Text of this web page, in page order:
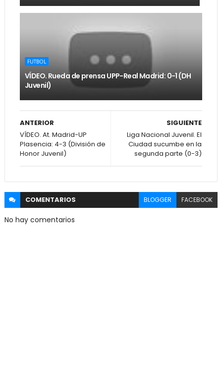
FUTBOL
VÍDEO. Rueda de prensa UPP-Real Madrid: 0-1 (DH
Juvenil)
SIGUIENTE
Liga Nacional Juvenil. El
Ciudad sucumbe en la
segunda parte (0-3)
ANTERIOR
VÍDEO. At. Madrid-UP
Plasencia: 4-3 (División de
Honor Juvenil)
COMENTARIOS BLOGGER FACEBOOK
No hay comentarios